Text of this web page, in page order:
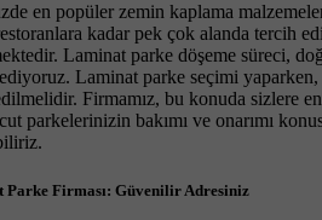
en popüler zemin kaplama
kadar pek çok alanda tercih
Laminat parke döşeme süreci,
Laminat parke seçimi
Firmamız, bu konuda sizlere
parkelerinizin bakımı ve onarımı
Firması: Güvenilir Adresiniz